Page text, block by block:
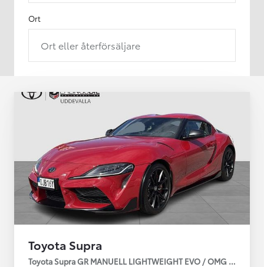
Ort
Ort eller återförsäljare
Toyota Supra
Toyota Supra GR MANUELL LIGHTWEIGHT EVO / OMG LEV!